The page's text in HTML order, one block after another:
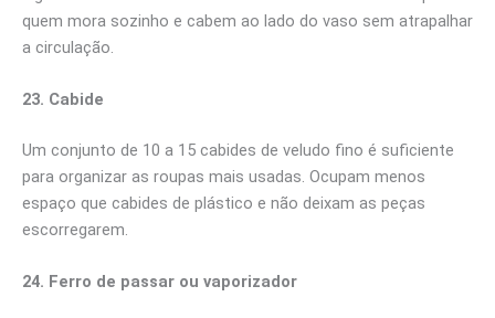
quem mora sozinho e cabem ao lado do vaso sem atrapalhar
a circulação.
23. Cabide
Um conjunto de 10 a 15 cabides de veludo fino é suficiente
para organizar as roupas mais usadas. Ocupam menos
espaço que cabides de plástico e não deixam as peças
escorregarem.
24. Ferro de passar ou vaporizador